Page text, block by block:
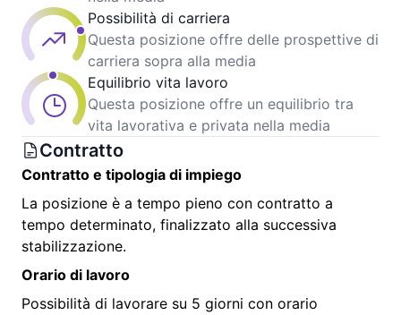
Possibilità di carriera
Questa posizione offre delle prospettive di
carriera sopra alla media
Equilibrio vita lavoro
Questa posizione offre un equilibrio tra
vita lavorativa e privata nella media
Contratto
Contratto e tipologia di impiego
La posizione è a tempo pieno con contratto a
tempo determinato, finalizzato alla successiva
stabilizzazione.
Orario di lavoro
Possibilità di lavorare su 5 giorni con orario